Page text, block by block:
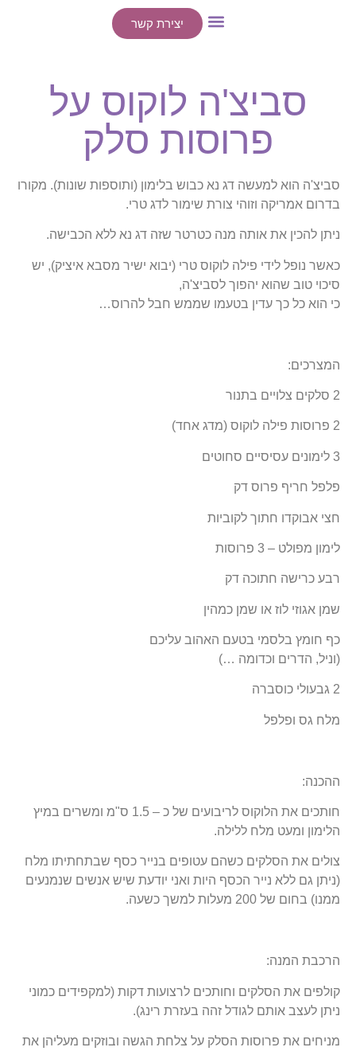
יצירת קשר
סביצ'ה לוקוס על
פרוסות סלק
סביצ'ה הוא למעשה דג נא כבוש בלימון (ותוספות שונות). מקורו
בדרום אמריקה וזוהי צורת שימור לדג טרי.
ניתן להכין את אותה מנה כטרטר שזה דג נא ללא הכבישה.
כאשר נופל לידי פילה לוקוס טרי (יבוא ישיר מסבא איציק), יש
סיכוי טוב שהוא יהפוך לסביצ'ה,
כי הוא כל כך עדין בטעמו שממש חבל להרוס…
המצרכים:
2 סלקים צלויים בתנור
2 פרוסות פילה לוקוס (מדג אחד)
3 לימונים עסיסיים סחוטים
פלפל חריף פרוס דק
חצי אבוקדו חתוך לקוביות
לימון מפולט – 3 פרוסות
רבע כרישה חתוכה דק
שמן אגוזי לוז או שמן כמהין
כף חומץ בלסמי בטעם האהוב עליכם
(וניל, הדרים וכדומה …)
2 גבעולי כוסברה
מלח גס ופלפל
ההכנה:
חותכים את הלוקוס לריבועים של כ – 1.5 ס"מ ומשרים במיץ
הלימון ומעט מלח ללילה.
צולים את הסלקים כשהם עטופים בנייר כסף שבתחתיתו מלח
(ניתן גם ללא נייר הכסף היות ואני יודעת שיש אנשים שנמנעים
ממנו) בחום של 200 מעלות למשך כשעה.
הרכבת המנה:
קולפים את הסלקים וחותכים לרצועות דקות (למקפידים כמוני
ניתן לעצב אותם לגודל זהה בעזרת רינג).
מניחים את פרוסות הסלק על צלחת הגשה ובוזקים מעליהן את